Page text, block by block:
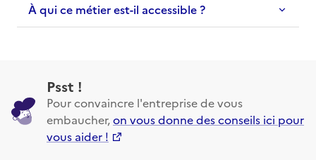
À qui ce métier est-il accessible ?
Psst !
Pour convaincre l'entreprise de vous
embaucher,on vous donne des conseils ici pour
vous aider !